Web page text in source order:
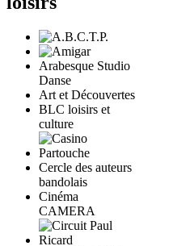
Arabesque Studio
Danse
Art et Découvertes
BLC loisirs et
culture
Cercle des auteurs
bandolais
Cinéma
CAMERA